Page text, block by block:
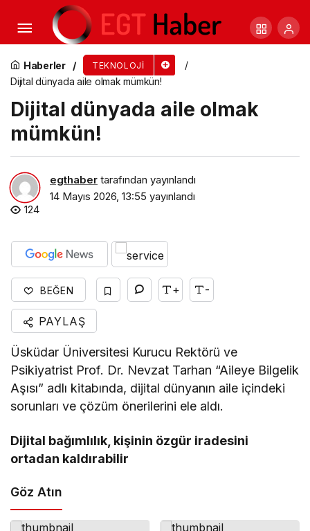
Haberler TEKNOLOJI
Dijital dünyada aile olmak mümkün!
Dijital dünyada aile olmak
mümkün!
egthaber tarafından yayınlandı
14 Mayıs 2026, 13:55 yayınlandı
124
BEĞEN + -
PAYLAŞ
Üsküdar Üniversitesi Kurucu Rektörü ve
Psikiyatrist Prof. Dr. Nevzat Tarhan “Aileye Bilgelik
Aşısı” adlı kitabında, dijital dünyanın aile içindeki
sorunları ve çözüm önerilerini ele aldı.
Dijital bağımlılık, kişinin özgür iradesini
ortadan kaldırabilir
Göz Atın
HONOR 600 Lite Türkiye’de, yapay zeka
herkesin cebinde